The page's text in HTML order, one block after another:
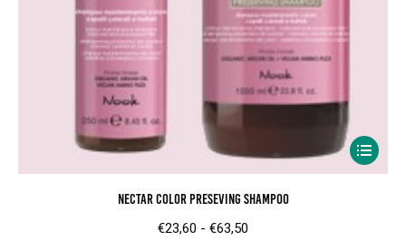
Dit
product
Nectar Color Preseving Shampoo
€23,60 - €63,50